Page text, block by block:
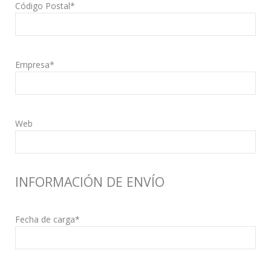
Código Postal*
Empresa*
Web
INFORMACIÓN DE ENVÍO
Fecha de carga*